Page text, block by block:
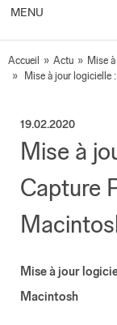
MENU
Accueil » Actu » Mise
»
Mise à jour logicielle
19.02.2020
Mise à
Capture
Mise à jour
Macintosh